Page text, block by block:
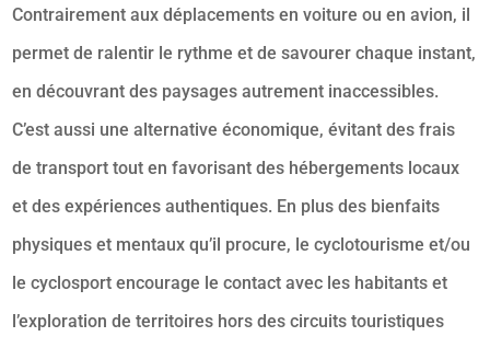
Contrairement aux déplacements en voiture ou en avion, il
permet de ralentir le rythme et de savourer chaque instant,
en découvrant des paysages autrement inaccessibles.
C’est aussi une alternative économique, évitant des frais
de transport tout en favorisant des hébergements locaux
et des expériences authentiques. En plus des bienfaits
physiques et mentaux qu’il procure, le cyclotourisme et/ou
le cyclosport encourage le contact avec les habitants et
l’exploration de territoires hors des circuits touristiques